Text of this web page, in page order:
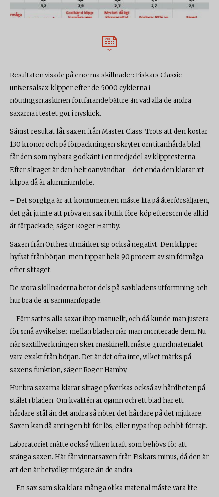
Resultaten visade på enorma skillnader: Fiskars Classic
universalsax klipper efter de 5000 cyklerna i
nötningsmaskinen fortfarande bättre än vad alla de andra
saxarna i testet gör i nyskick.
Sämst resultat får saxen från Master Class. Trots att den kostar
130 kronor och på förpackningen skryter om titanhårda blad,
får den som ny bara godkänt i en tredjedel av klipptesterna.
Efter slitaget är den helt oanvändbar – det enda den klarar att
klippa då är aluminiumfolie.
– Det sorgliga är att konsumenten måste lita på återförsäljaren,
det går ju inte att pröva en sax i butik före köp eftersom de alltid
är förpackade, säger Roger Hamby.
Saxen från Orthex utmärker sig också negativt. Den klipper
hyfsat från början, men tappar hela 90 procent av sin förmåga
efter slitaget.
De stora skillnaderna beror dels på saxbladens utformning och
hur bra de är sammanfogade.
– Förr sattes alla saxar ihop manuellt, och då kunde man justera
för små avvikelser mellan bladen när man monterade dem. Nu
när saxtillverkningen sker maskinellt måste grundmaterialet
vara exakt från början. Det är det ofta inte, vilket märks på
saxens funktion, säger Roger Hamby.
Hur bra saxarna klarar slitage påverkas också av hårdheten på
stålet i bladen. Om kvalitén är ojämn och ett blad har ett
hårdare stål än det andra så nöter det hårdare på det mjukare.
Saxen kan då antingen bli för lös, eller nypa ihop och bli för tajt.
Laboratoriet mätte också vilken kraft som behövs för att
stänga saxen. Här får vinnarsaxen från Fiskars minus, då den är
att den är betydligt trögare än de andra.
– En sax som ska klara många olika material måste vara lite